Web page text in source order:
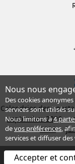
Calendrier des
septembre 2026
2026
Spectacle
Nous nous
Des cookies
services sont utilisés
Nous limitons à4
devos préférences,
services et diffuser des
Accepter et